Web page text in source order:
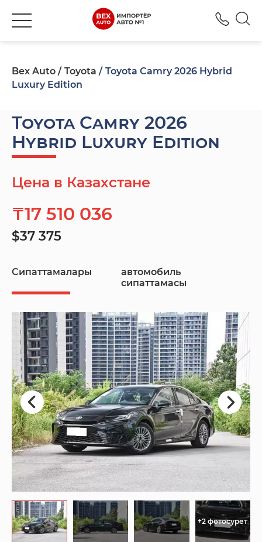
Bex Auto Toyota
Toyota Camry 2026 Hybrid
Luxury Edition
Toyota Camry 2026
Hybrid Luxury Edition
Цена в Казахстане
₸17 510 036
$37 375
Сипаттамалары
автомобиль
сипаттамасы
+2 фотосурет